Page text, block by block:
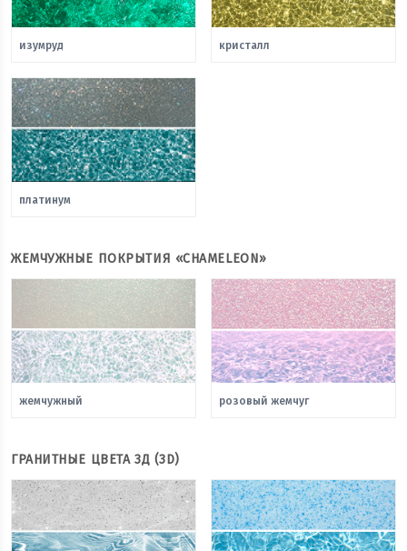
изумруд кристалл
платинум
ЖЕМЧУЖНЫЕ ПОКРЫТИЯ «CHAMELEON»
жемчужный розовый жемчуг
ГРАНИТНЫЕ ЦВЕТА 3Д (3D)